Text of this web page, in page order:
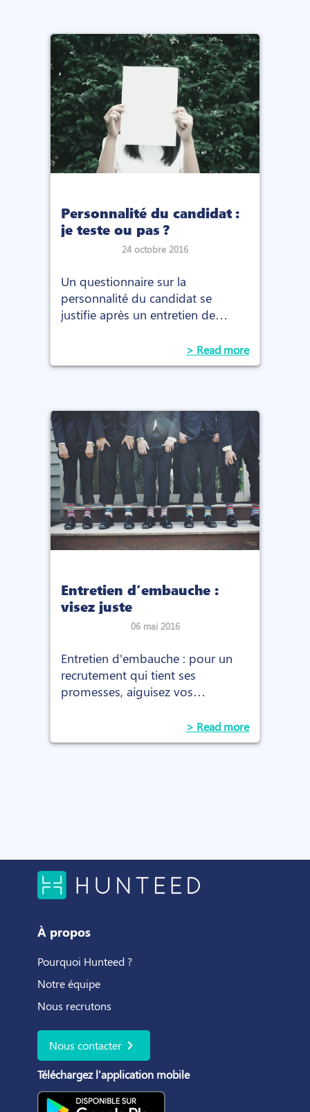
Personnalité du candidat :
je teste ou pas ?
24 octobre 2016
Un questionnaire sur la
personnalité du candidat se
justifie après un entretien de
psychométrie.
> Read more
Entretien d’embauche :
visez juste
06 mai 2016
Entretien d'embauche : pour un
recrutement qui tient ses
promesses, aiguisez vos
au plus juste sur le candidat face à
vous.
> Read more
À propos
Pourquoi Hunteed ?
Notre équipe
Nous recrutons
Nous contacter chevron_right
Téléchargez l'application mobile